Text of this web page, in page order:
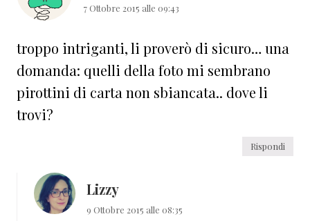
7 Ottobre 2015 alle 09:43
troppo intriganti, li proverò di sicuro… una
domanda: quelli della foto mi sembrano
pirottini di carta non sbiancata.. dove li
trovi?
Rispondi
Lizzy
9 Ottobre 2015 alle 08:35